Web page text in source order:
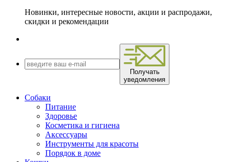
Новинки, интересные новости, акции и распродажи,
скидки и рекомендации
Получать
уведомления
Собаки
Питание
Здоровье
Косметика и гигиена
Аксессуары
Инструменты для красоты
Порядок в доме